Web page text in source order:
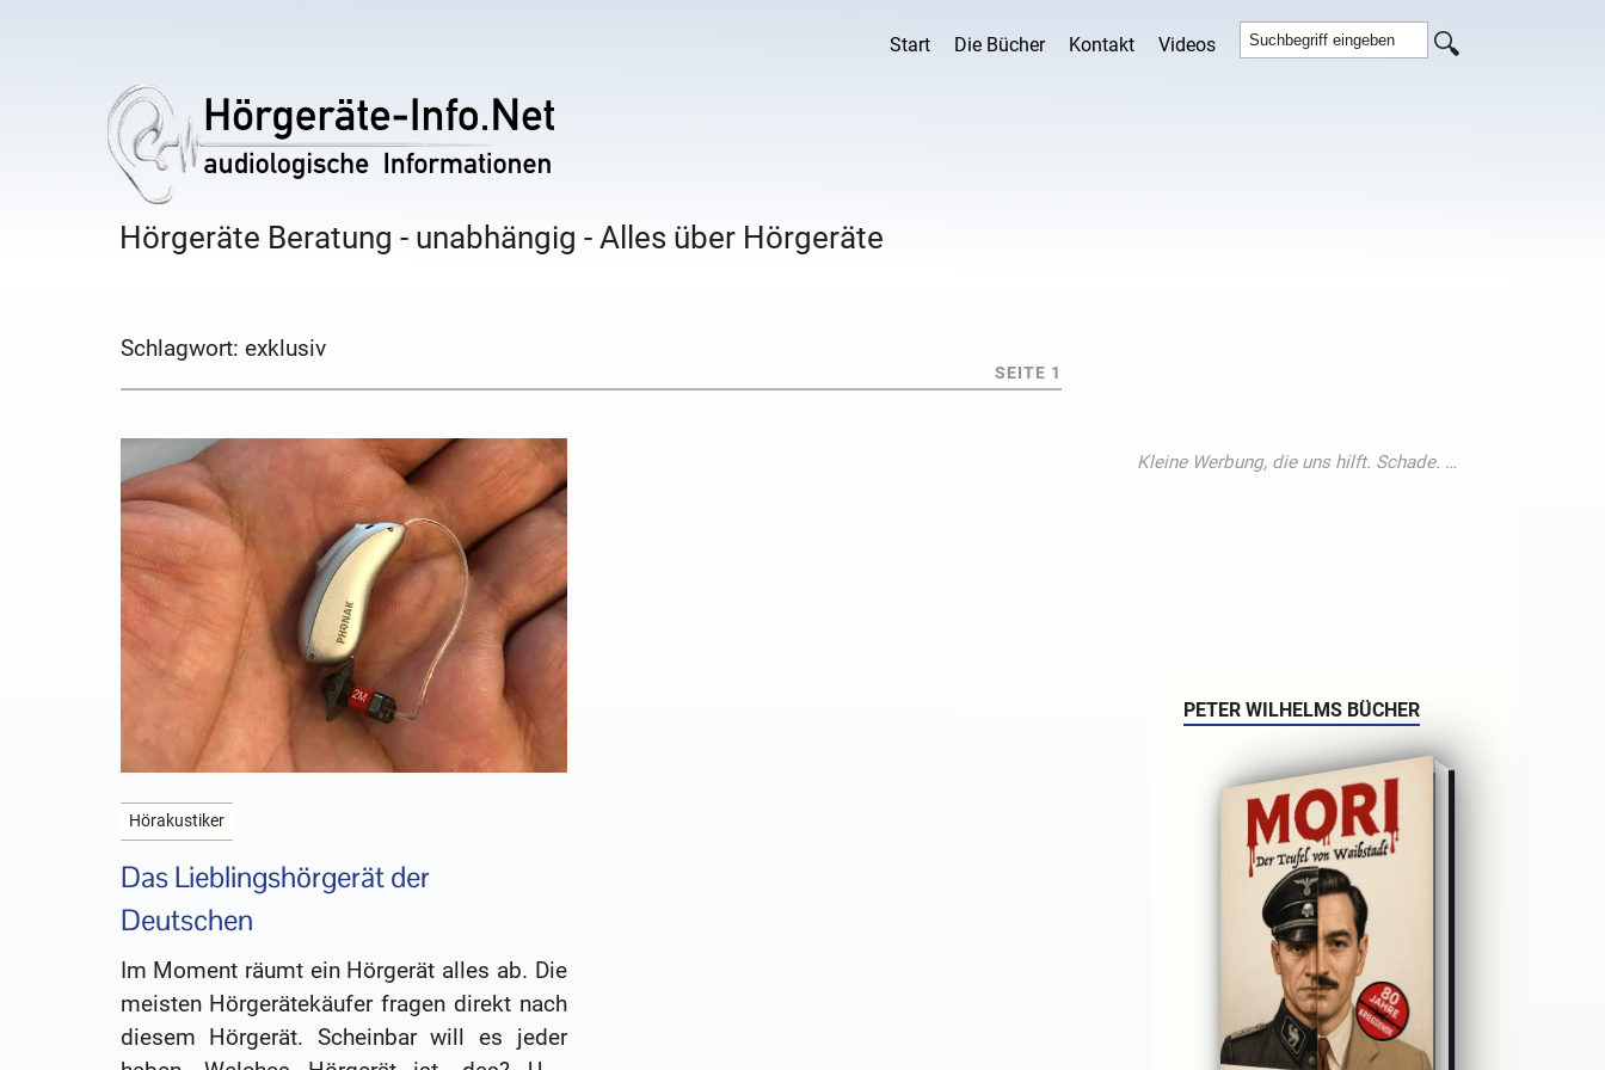
Start Die Bücher Kontakt Videos
Hörgeräte Beratung - unabhängig - Alles über Hörgeräte
Schlagwort: exklusiv
SEITE 1
Hörakustiker
Das Lieblingshörgerät der
Deutschen
Im Moment räumt ein Hörgerät alles ab. Die
meisten Hörgerätekäufer fragen direkt nach
diesem Hörgerät. Scheinbar will es jeder
PETER WILHELMS BÜCHER